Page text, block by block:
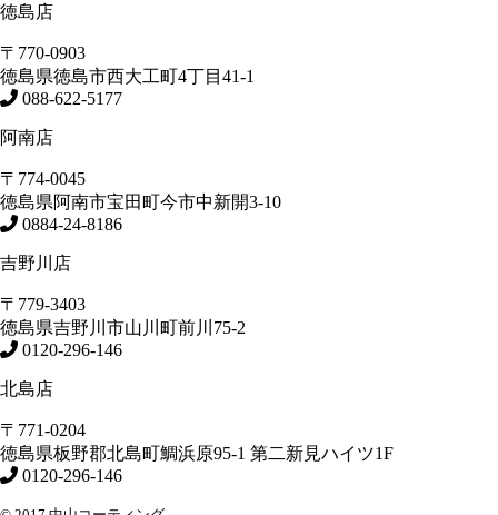
徳島店
〒770-0903
徳島県徳島市西大工町4丁目41-1
088-622-5177
阿南店
〒774-0045
徳島県阿南市宝田町今市中新開3-10
0884-24-8186
吉野川店
〒779-3403
徳島県吉野川市山川町前川75-2
0120-296-146
北島店
〒771-0204
徳島県板野郡北島町鯛浜原95-1 第二新見ハイツ1F
0120-296-146